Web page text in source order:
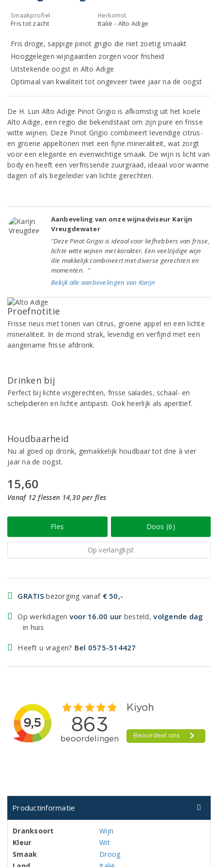
Smaakprofiel
Fris tot zacht
Herkomst
Italië - Alto Adige
Fris droge, sappige pinot grigio die niet zoetig smaakt
Hooggelegen wijngaarden zorgen voor frisheid
Uitstekende oogst in Alto Adige
Optimaal van kwaliteit tot ongeveer twee jaar na de oogst
De H. Lun Alto Adige Pinot Grigio is afkomstig uit het koele
Alto Adige, een regio die bekendstaat om zijn pure en frisse
witte wijnen. Deze Pinot Grigio combineert levendige citrus-
en groene appeltonen met een fijne mineraliteit, wat zorgt
voor een elegante en evenwichtige smaak. De wijn is licht van
body en heeft een verfrissende zuurgraad, ideaal voor warme
dagen of als begeleider van lichte gerechten.
Aanbeveling van onze wijnadviseur Karijn
Vreugdewater
"Deze Pinot Grigio is ideaal voor liefhebbers van frisse,
lichte witte wijnen met karakter. Een veelzijdige wijn
die makkelijk combineert met diverse gerechten en
momenten. "
Bekijk alle aanbevelingen van Karijn
Proefnotitie
Frisse neus met tonen van citrus, groene appel en een lichte
mineraliteit. In de mond strak, levendig en verfijnd met een
aangename frisse afdronk.
Drinken bij
Perfect bij lichte visgerechten, frisse salades, schaal- en
schelpdieren en lichte antipasti. Ook heerlijk als aperitief.
Houdbaarheid
Nu al goed op dronk, gemakkelijk houdbaar tot drie à vier
jaar na de oogst.
15,60
Vanaf 12 flessen 14,30 per fles
Fles Doos (6)
Op verlanglijst
GRATIS bezorging vanaf € 50,-
Op werkdagen voor 16.00 uur besteld,volgende dag
in huis
Heeft u vragen? Bel 0575-514427
Productinformatie
Dranksoort
Wijn
Kleur
Wit
Smaak
Droog